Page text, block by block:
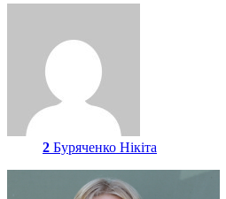
2 Буряченко Нікіта